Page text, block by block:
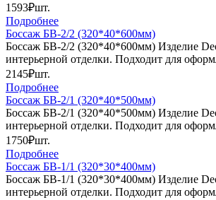
1593₽шт.
Подробнее
Боссаж БВ-2/2 (320*40*600мм)
Боссаж БВ-2/2 (320*40*600мм) Изделие
интерьерной отделки. Подходит для
2145₽шт.
Подробнее
Боссаж БВ-2/1 (320*40*500мм)
Боссаж БВ-2/1 (320*40*500мм) Изделие
интерьерной отделки. Подходит для
1750₽шт.
Подробнее
Боссаж БВ-1/1 (320*30*400мм)
Боссаж БВ-1/1 (320*30*400мм) Изделие
интерьерной отделки. Подходит для